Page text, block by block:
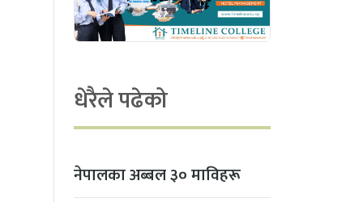
धेरैले पढेको
नेपालका अब्बल ३० माविहरू